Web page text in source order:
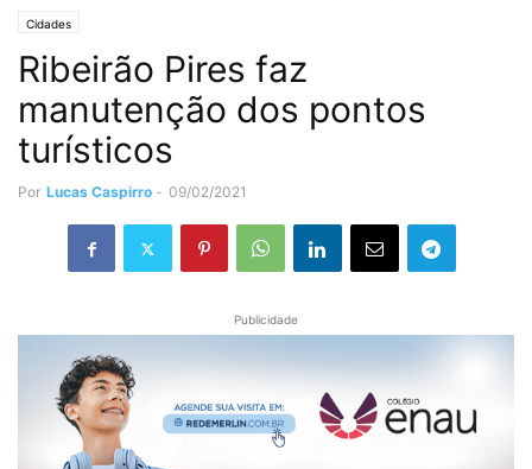
Cidades
Ribeirão Pires faz
manutenção dos pontos
turísticos
Por Lucas Caspirro - 09/02/2021
Publicidade